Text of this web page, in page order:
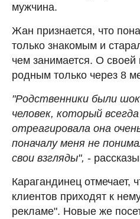
мужчина.
Жан признается, что
только знакомым и
чем занимается. О своей
родным только через 8
"Родственники были
человек, который
отреагировала она
поначалу меня не
свои взгляды", -
Карагандинец отмечает,
клиентов приходят к
рекламе". Новые же